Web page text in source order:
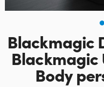
Finland
France
Blackmagic
Blackmagic
Body